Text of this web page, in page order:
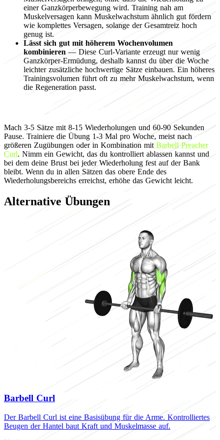
einer Ganzkörperbewegung wird. Training nah am
Muskelversagen kann Muskelwachstum ähnlich gut fördern
wie komplettes Versagen, solange der Gesamtreiz hoch
genug ist.
Lässt sich gut mit höherem Wochenvolumen
kombinieren — Diese Curl-Variante erzeugt nur wenig
Ganzkörper-Ermüdung, deshalb kannst du über die Woche
leichter zusätzliche hochwertige Sätze einbauen. Ein höheres
Trainingsvolumen führt oft zu mehr Muskelwachstum, wenn
die Regeneration passt.
Mach 3-5 Sätze mit 8-15 Wiederholungen und 60-90 Sekunden
Pause. Trainiere die Übung 1-3 Mal pro Woche, meist nach
größeren Zugübungen oder in Kombination mit Barbell Preacher
Curl. Nimm ein Gewicht, das du kontrolliert ablassen kannst und
bei dem deine Brust bei jeder Wiederholung fest auf der Bank
bleibt. Wenn du in allen Sätzen das obere Ende des
Wiederholungsbereichs erreichst, erhöhe das Gewicht leicht.
Alternative Übungen
Barbell Curl
Der Barbell Curl ist eine Basisübung für die Arme. Kontrolliertes
Beugen der Hantel baut Kraft und Muskelmasse auf.